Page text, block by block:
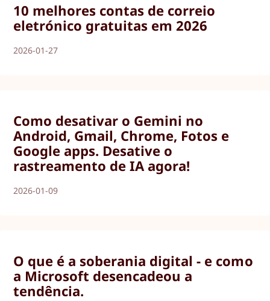
10 melhores contas de correio
eletrónico gratuitas em 2026
2026-01-27
Como desativar o Gemini no
Android, Gmail, Chrome, Fotos e
Google apps. Desative o
rastreamento de IA agora!
2026-01-09
O que é a soberania digital - e como
a Microsoft desencadeou a
tendência.